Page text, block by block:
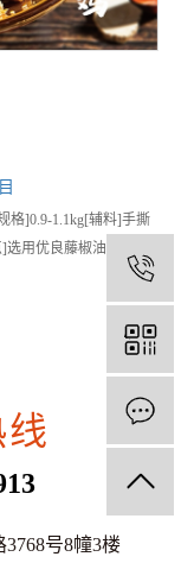
格]0.9-1.1kg[辅料]手撕
用优良藤椒油,搭配鲜
料土二公从冰箱拿出，
号8幢3楼